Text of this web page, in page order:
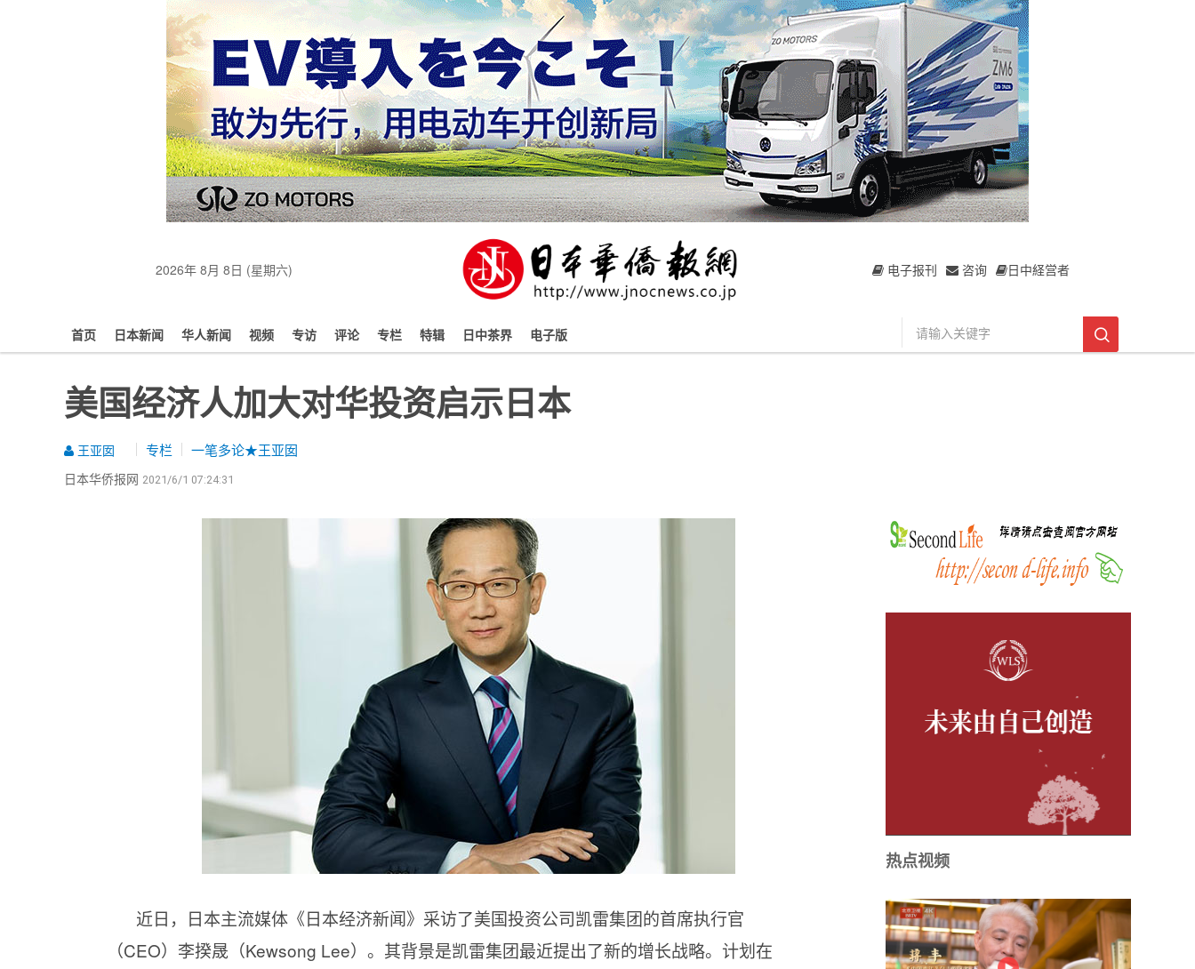
2026年 8月 8日 (星期六) 电子报刊 咨询 日中経営者
首页 日本新闻 华人新闻 视频 专访 评论 专栏 特辑 日中茶界 电子版
美国经济人加大对华投资启示日本
王亚囡 专栏 一笔多论★王亚囡
日本华侨报网 2021/6/1 07:24:31
近日，日本主流媒体《日本经济新闻》采访了美国投资公司凯雷集团的首席执行官
（CEO）李揆晟（Kewsong Lee）。其背景是凯雷集团最近提出了新的增长战略。计划在
热点视频